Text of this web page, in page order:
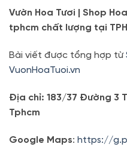
Vườn Hoa Tươi | Shop
tphcm chất lượng tại
Bài viết được tổng hợp từ
VuonHoaTuoi.vn
Địa chỉ: 183/37 Đường 3
Tphcm
Google Maps: https://